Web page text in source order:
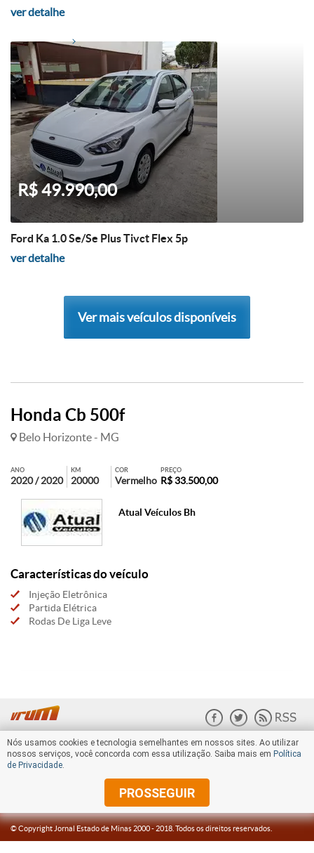
ver detalhe
R$ 49.990,00
Ford Ka 1.0 Se/Se Plus Tivct Flex 5p
ver detalhe
Ver mais veículos disponíveis
Honda Cb 500f
Belo Horizonte - MG
ANO
2020 / 2020
KM
20000
COR
Vermelho
PREÇO
R$ 33.500,00
Atual Veículos Bh
Características do veículo
Injeção Eletrônica
Partida Elétrica
Rodas De Liga Leve
© Copyright Jornal Estado de Minas 2000 -2018 . Todos os direitos reservados.
Nós usamos cookies e tecnologia semelhantes em nossos sites. Ao utilizar
nossos serviços, você concorda com essa utilização. Saiba mais em Política
de Privacidade.
PROSSEGUIR